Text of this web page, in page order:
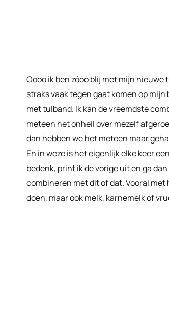
Oooo ik ben zóóó blij met mijn
straks vaak tegen gaat komen op
met tulband. Ik kan de vreemdste
meteen het onheil over mezelf
dan hebben we het meteen maar
En in weze is het eigenlijk elke keer
bedenk, print ik de vorige uit en ga
combineren met dit of dat. Vooral
doen, maar ook melk, karnemelk of